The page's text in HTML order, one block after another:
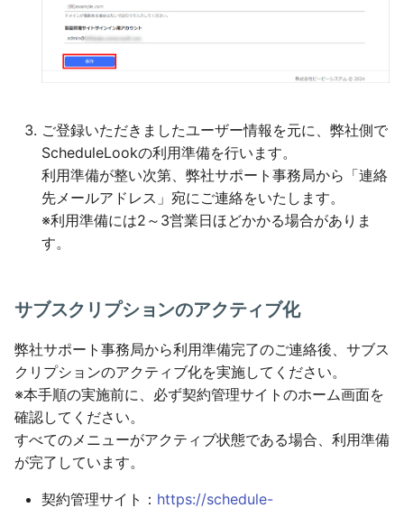
ご登録いただきましたユーザー情報を元に、弊社側で
ScheduleLookの利用準備を行います。
利用準備が整い次第、弊社サポート事務局から「連絡
先メールアドレス」宛にご連絡をいたします。
※利用準備には2～3営業日ほどかかる場合がありま
す。
サブスクリプションのアクティブ化
弊社サポート事務局から利用準備完了のご連絡後、サブス
クリプションのアクティブ化を実施してください。
※本手順の実施前に、必ず契約管理サイトのホーム画面を
確認してください。
すべてのメニューがアクティブ状態である場合、利用準備
が完了しています。
契約管理サイト： https://schedule-